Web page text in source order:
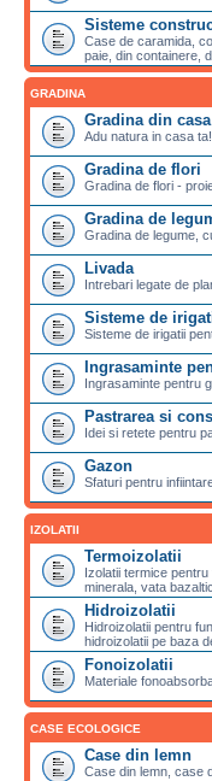
Sisteme
Case de caramida,
paie, din containere,
GRADINA
Gradina din casa
Adu natura in casa
Gradina de flori
Gradina de flori -
Gradina de
Gradina de legume,
Livada
Intrebari legate de
Sisteme de
Sisteme de irigatii
Ingrasaminte
Ingrasaminte pentru
Pastrarea si
Idei si retete pentru
Gazon
Sfaturi pentru
IZOLATII
Termoizolatii
Izolatii termice
minerala, vata
Hidroizolatii
Hidroizolatii pentru
hidroizolatii pe baza
Fonoizolatii
Materiale
CASE ECOLOGICE
Case din lemn
Case din lemn, case